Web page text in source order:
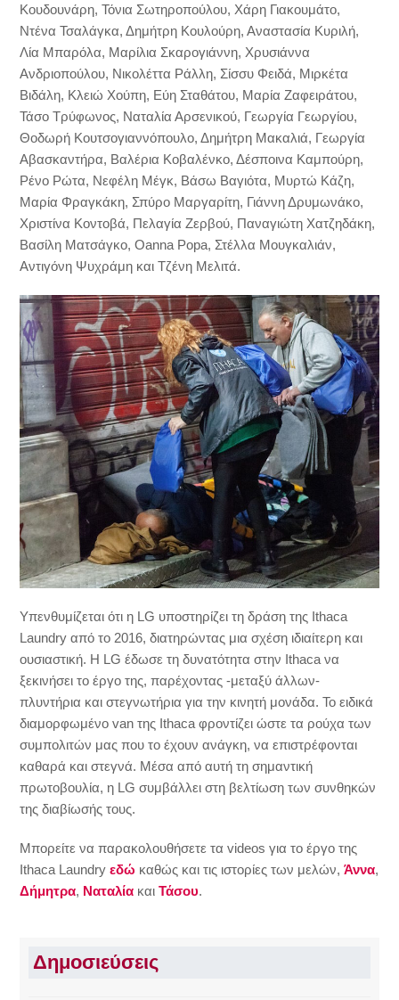
Κουδουνάρη, Τόνια Σωτηροπούλου, Χάρη Γιακουμάτο,
Ντένα Τσαλάγκα, Δημήτρη Κουλούρη, Αναστασία Κυριλή,
Λία Μπαρόλα, Μαρίλια Σκαρογιάννη, Χρυσιάννα
Ανδριοπούλου, Νικολέττα Ράλλη, Σίσσυ Φειδά, Μιρκέτα
Βιδάλη, Κλειώ Χούπη, Εύη Σταθάτου, Μαρία Ζαφειράτου,
Τάσο Τρύφωνος, Ναταλία Αρσενικού, Γεωργία Γεωργίου,
Θοδωρή Κουτσογιαννόπουλο, Δημήτρη Μακαλιά, Γεωργία
Αβασκαντήρα, Βαλέρια Κοβαλένκο, Δέσποινα Καμπούρη,
Ρένο Ρώτα, Νεφέλη Μέγκ, Βάσω Βαγιότα, Μυρτώ Κάζη,
Μαρία Φραγκάκη, Σπύρο Μαργαρίτη, Γιάννη Δρυμωνάκο,
Χριστίνα Κοντοβά, Πελαγία Ζερβού, Παναγιώτη Χατζηδάκη,
Βασίλη Ματσάγκο, Oanna Popa, Στέλλα Μουγκαλιάν,
Αντιγόνη Ψυχράμη και Τζένη Μελιτά.
Υπενθυμίζεται ότι η LG υποστηρίζει τη δράση της Ithaca
Laundry από το 2016, διατηρώντας μια σχέση ιδιαίτερη και
ουσιαστική. Η LG έδωσε τη δυνατότητα στην Ithaca να
ξεκινήσει το έργο της, παρέχοντας -μεταξύ άλλων-
πλυντήρια και στεγνωτήρια για την κινητή μονάδα. Το ειδικά
διαμορφωμένο van της Ithaca φροντίζει ώστε τα ρούχα των
συμπολιτών μας που το έχουν ανάγκη, να επιστρέφονται
καθαρά και στεγνά. Μέσα από αυτή τη σημαντική
πρωτοβουλία, η LG συμβάλλει στη βελτίωση των συνθηκών
της διαβίωσής τους.
Μπορείτε να παρακολουθήσετε τα videos για το έργο της
Ithaca Laundryεδώ καθώς και τις ιστορίες των μελών,Άννα,
Δήμητρα, Ναταλία καιΤάσου.
Δημοσιεύσεις